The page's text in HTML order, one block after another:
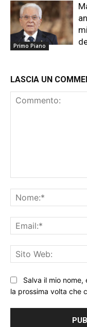
Primo Piano
LASCIA UN
Salva il mio
la prossima volta che